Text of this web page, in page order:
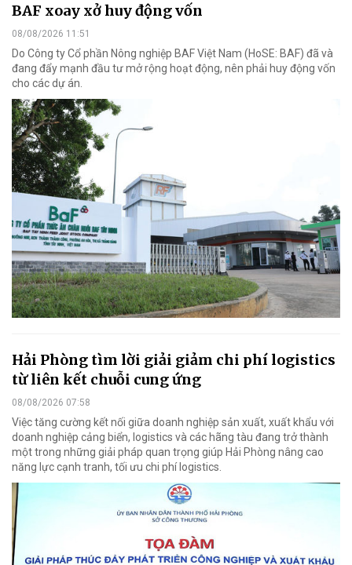
BAF xoay xở huy động vốn
08/08/2026 11:51
Do Công ty Cổ phần Nông nghiệp BAF Việt Nam (HoSE: BAF) đã và
đang đẩy mạnh đầu tư mở rộng hoạt động, nên phải huy động vốn
cho các dự án.
Hải Phòng tìm lời giải giảm chi phí logistics
từ liên kết chuỗi cung ứng
08/08/2026 07:58
Việc tăng cường kết nối giữa doanh nghiệp sản xuất, xuất khẩu với
doanh nghiệp cảng biển, logistics và các hãng tàu đang trở thành
một trong những giải pháp quan trọng giúp Hải Phòng nâng cao
năng lực cạnh tranh, tối ưu chi phí logistics.